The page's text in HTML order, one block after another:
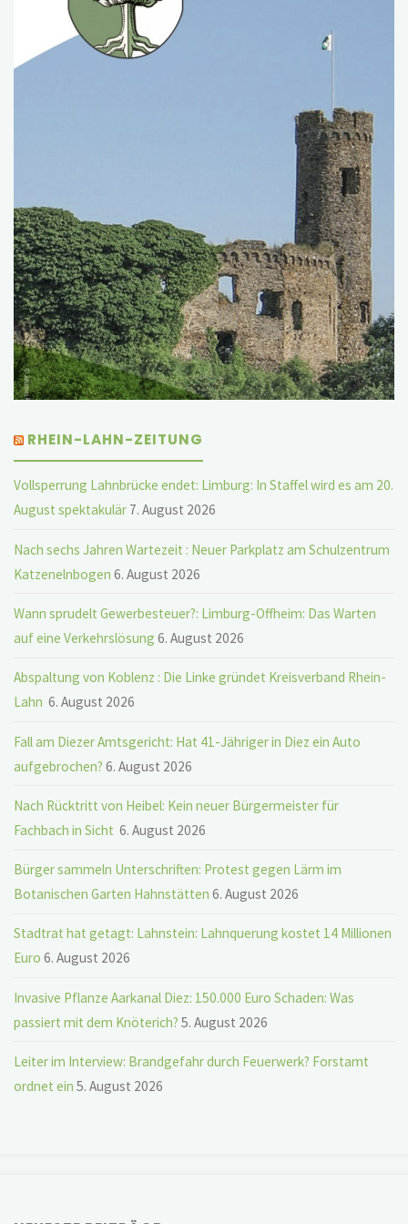
RHEIN-LAHN-ZEITUNG
Vollsperrung Lahnbrücke endet: Limburg: In Staffel wird es am 20.
August spektakulär 7. August 2026
Nach sechs Jahren Wartezeit : Neuer Parkplatz am Schulzentrum
Katzenelnbogen 6. August 2026
Wann sprudelt Gewerbesteuer?: Limburg-Offheim: Das Warten
auf eine Verkehrslösung 6. August 2026
Abspaltung von Koblenz : Die Linke gründet Kreisverband Rhein-
Lahn 6. August 2026
Fall am Diezer Amtsgericht: Hat 41-Jähriger in Diez ein Auto
aufgebrochen? 6. August 2026
Nach Rücktritt von Heibel: Kein neuer Bürgermeister für
Fachbach in Sicht 6. August 2026
Bürger sammeln Unterschriften: Protest gegen Lärm im
Botanischen Garten Hahnstätten 6. August 2026
Stadtrat hat getagt: Lahnstein: Lahnquerung kostet 14 Millionen
Euro 6. August 2026
Invasive Pflanze Aarkanal Diez: 150.000 Euro Schaden: Was
passiert mit dem Knöterich? 5. August 2026
Leiter im Interview: Brandgefahr durch Feuerwerk? Forstamt
ordnet ein 5. August 2026